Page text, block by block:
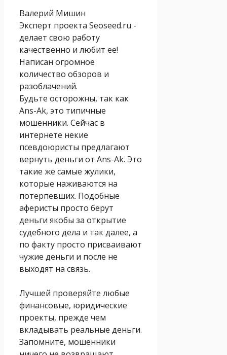
Валерий Мишин
Эксперт проекта Seoseed.ru -
делает свою работу
качественно и любит ее!
Написан огромное
количество обзоров и
разоблачений.
Будьте осторожны, так как
Ans-Ak, это типичные
мошенники. Сейчас в
интернете некие
псевдоюристы предлагают
вернуть деньги от Ans-Ak. Это
такие же самые жулики,
которые наживаются на
потерпевших. Подобные
аферисты просто берут
деньги якобы за открытие
судебного дела и так далее, а
по факту просто присваивают
чужие деньги и после не
выходят на связь.
Лучшей проверяйте любые
финансовые, юридические
проекты, прежде чем
вкладывать реальные деньги.
Запомните, мошенники